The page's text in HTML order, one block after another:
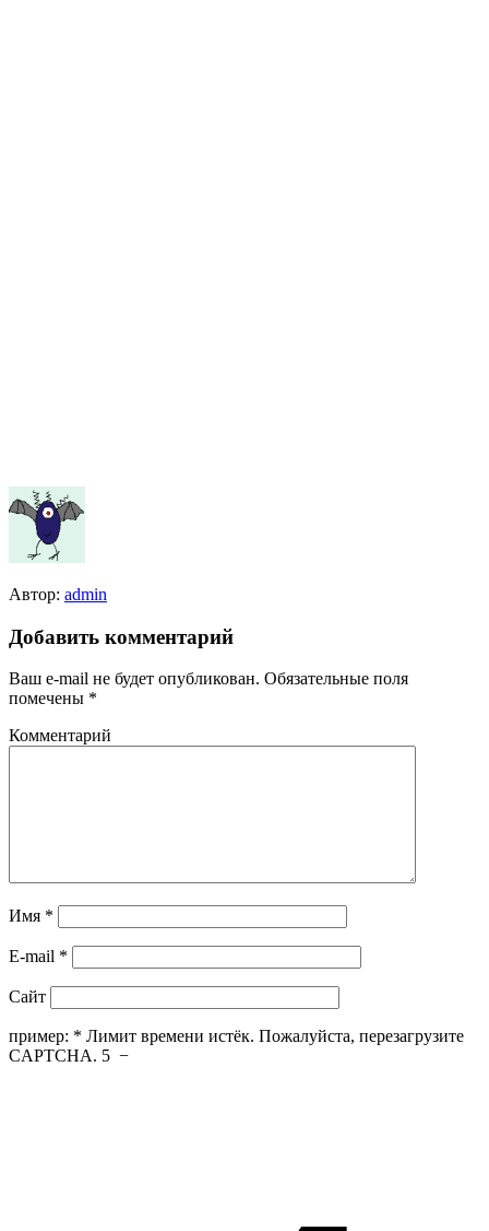
Автор: admin
Добавить комментарий
Ваш e-mail не будет опубликован. Обязательные поля
помечены *
Комментарий
Имя *
E-mail *
Сайт
пример: * Лимит времени истёк. Пожалуйста, перезагрузите
CAPTCHA. 5 −